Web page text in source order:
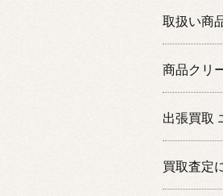
取扱い商
商品クリ
出張買取
買取査定